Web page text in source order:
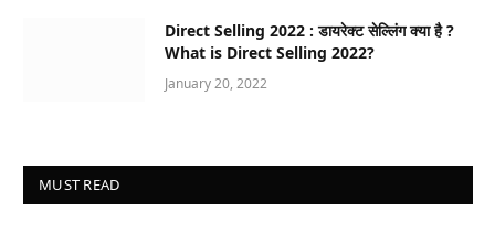
Direct Selling 2022 : डायरेक्ट सेल्लिंग क्या है ?
What is Direct Selling 2022?
January 20, 2022
MUST READ